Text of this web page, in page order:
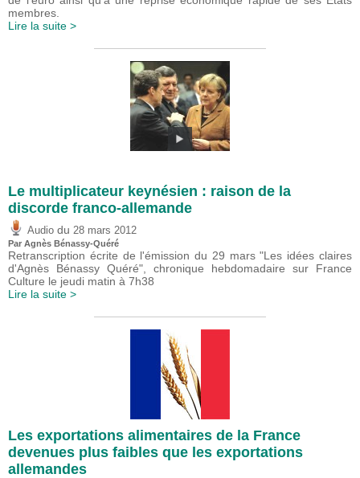
membres.
Lire la suite >
Le multiplicateur keynésien : raison de la
discorde franco-allemande
Audio du 28 mars 2012
Par Agnès Bénassy-Quéré
Retranscription écrite de l'émission du 29 mars "Les idées claires
d'Agnès Bénassy Quéré", chronique hebdomadaire sur France
Culture le jeudi matin à 7h38
Lire la suite >
Les exportations alimentaires de la France
devenues plus faibles que les exportations
allemandes